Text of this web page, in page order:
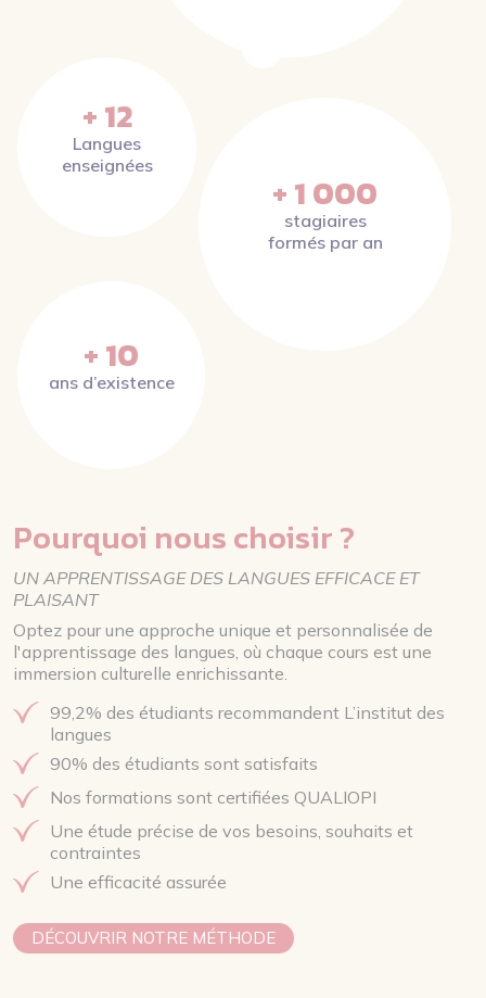
+ 12
Langues
enseignées
+ 1 000
stagiaires
formés par an
+ 10
ans d’existence
Pourquoi nous choisir ?
UN APPRENTISSAGE DES LANGUES EFFICACE ET
PLAISANT
Optez pour une approche unique et personnalisée de
l'apprentissage des langues, où chaque cours est une
immersion culturelle enrichissante.
99,2% des étudiants recommandent L’institut des
langues
90% des étudiants sont satisfaits
Nos formations sont certifiées QUALIOPI
Une étude précise de vos besoins, souhaits et
contraintes
Une efficacité assurée
DÉCOUVRIR NOTRE MÉTHODE